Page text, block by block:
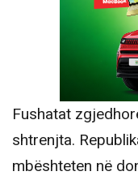
Fushatat
shtrenjta.
mbështeten në